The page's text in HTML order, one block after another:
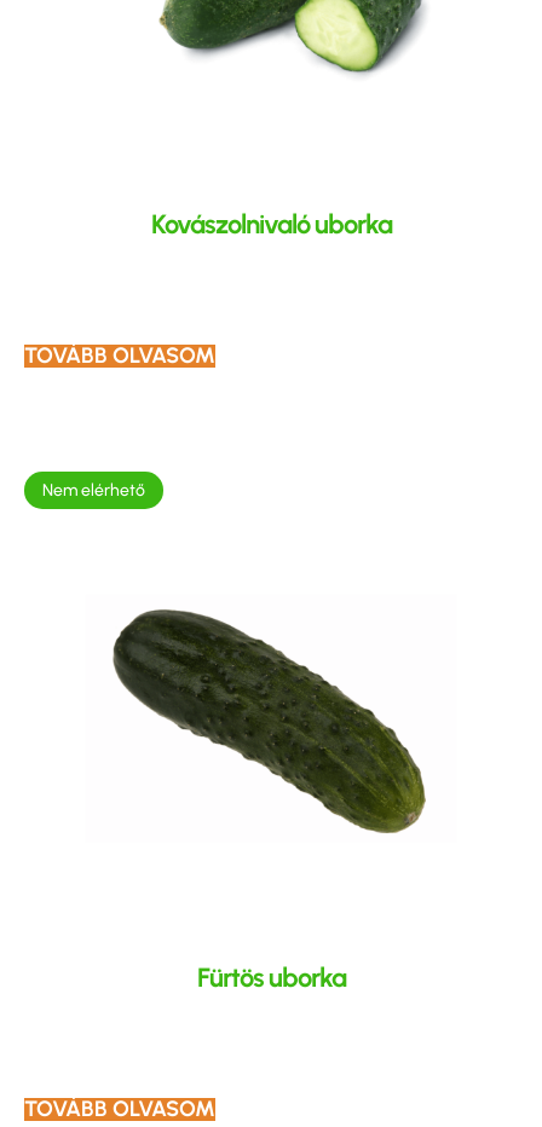
Kovászolnivaló uborka
TOVÁBB OLVASOM
Nem elérhető
Fürtös uborka
TOVÁBB OLVASOM